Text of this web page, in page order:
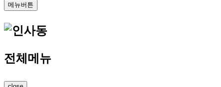
메뉴버튼
전체메뉴